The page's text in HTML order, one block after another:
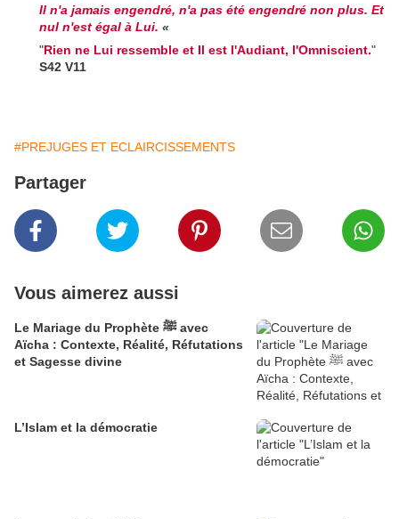
Il n'a jamais engendré, n'a pas été engendré non plus. Et
nul n'est égal à Lui. «
"Rien ne Lui ressemble et Il est l'Audiant, l'Omniscient."
S42 V11
#PREJUGES ET ECLAIRCISSEMENTS
Partager
Vous aimerez aussi
Le Mariage du Prophète ﷺ avec
Aïcha : Contexte, Réalité, Réfutations
et Sagesse divine
L’Islam et la démocratie